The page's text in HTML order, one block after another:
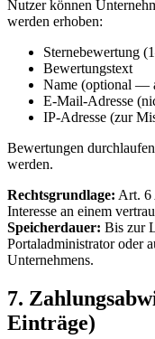
Nutzer können
werden erhoben:
Sternebewertung
Bewertungstext
Name (optional —
E-Mail-Adresse
IP-Adresse (zur
Bewertungen
werden.
Rechtsgrundlage: Art. 6
Interesse an einem
Speicherdauer: Bis zur
Portaladministrator oder
Unternehmens.
7.
Einträge)